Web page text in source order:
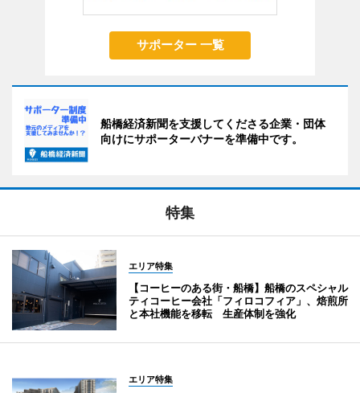
サポーター 一覧
船橋経済新聞を支援してくださる企業・団体
向けにサポーターバナーを準備中です。
特集
エリア特集
【コーヒーのある街・船橋】船橋のスペシャル
ティコーヒー会社「フィロコフィア」、焙煎所
と本社機能を移転 生産体制を強化
エリア特集